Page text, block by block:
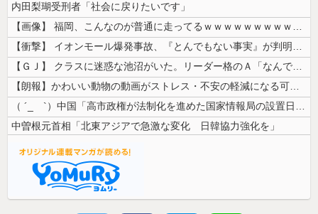
内田梨瑚受刑者「社会に戻りたいです」
【画像】 福岡、こんなのが普通に走ってるｗｗｗｗｗｗｗｗｗｗｗｗｗｗｗ...
【衝撃】 イオンモール爆発事故、『とんでもない事実』が判明してしまう・...
【ＧＪ】 クラスに迷惑な池沼がいた。リーダー格のＡ「なんで支援学級に入...
【朗報】かわいい動物の動画がストレス・不安の軽減になる可能性。英大学の...
（ ´_ゝ`）中国「高市政権が法制化を進めた国家情報局の設置日が7月3...
中曽根元首相「北東アジアで急激な変化 日韓協力強化を」